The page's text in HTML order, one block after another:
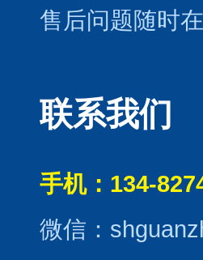
售后问题随时
联系我们
手机：134-
微信：